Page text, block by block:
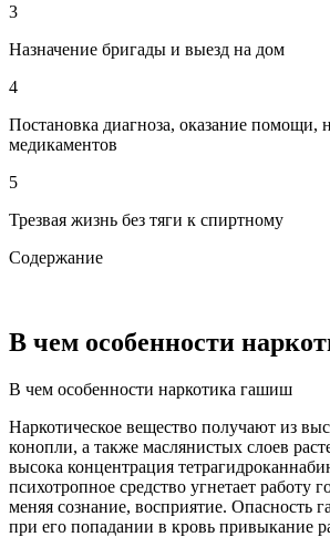
3
Назначение бригады и выезд на дом
4
Постановка диагноза, оказание помощи,
медикаментов
5
Трезвая жизнь без тяги к спиртному
Содержание
В чем особенности
В чем особенности наркотика гашиш
Наркотическое вещество получают из
конопли, а также маслянистых слоев
высока концентрация
психотропное средство угнетает работу
меняя сознание, восприятие. Опасность
при его попадании в кровь привыкание